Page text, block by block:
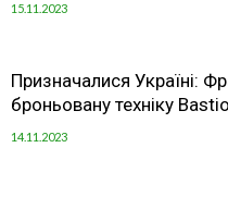
15.11.2023
Призначалися Україні:
броньовану техніку
14.11.2023